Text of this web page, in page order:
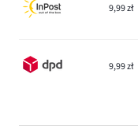
9,99 zł
9,99 zł